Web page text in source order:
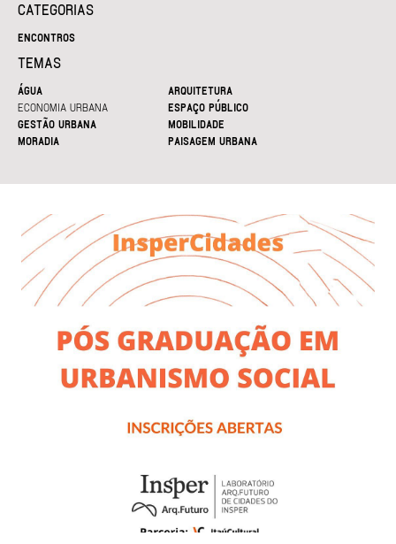
CATEGORIAS
ENCONTROS
TEMAS
ÁGUA
ARQUITETURA
ECONOMIA URBANA
ESPAÇO PÚBLICO
GESTÃO URBANA
MOBILIDADE
MORADIA
PAISAGEM URBANA